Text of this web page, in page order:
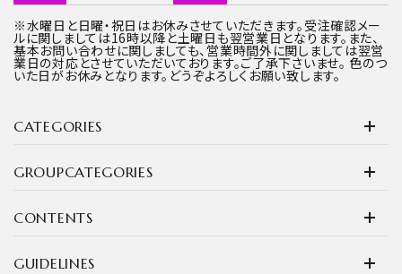
CATEGORIES
GROUPCATEGORIES
CONTENTS
※水曜日と日曜・祝日はお休みさせていただきます。受注確認メー
ルに関しましては16時以降と土曜日も翌営業日となります。また、
基本お問い合わせに関しましても、営業時間外に関しましては翌営
業日の対応とさせていただいております。ご了承下さいませ。 色のつ
いた日がお休みとなります。どうぞよろしくお願い致します。
GUIDELINES